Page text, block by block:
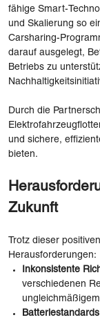
fähige Smart-
und Skalierung so
Carsharing-
darauf ausgelegt,
Betriebs zu
Durch die
und sichere,
bieten.
Zukunft
Trotz dieser
Herausforderungen:
Inkonsistente
verschiedenen